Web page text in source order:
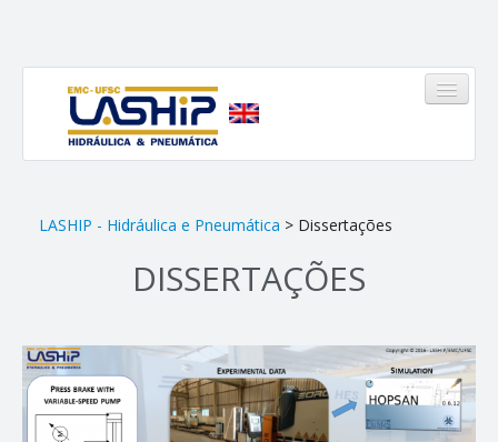
Infraestrutura
Equipe
LASHIP - Hidráulica e Pneumática > Dissertações
DISSERTAÇÕES